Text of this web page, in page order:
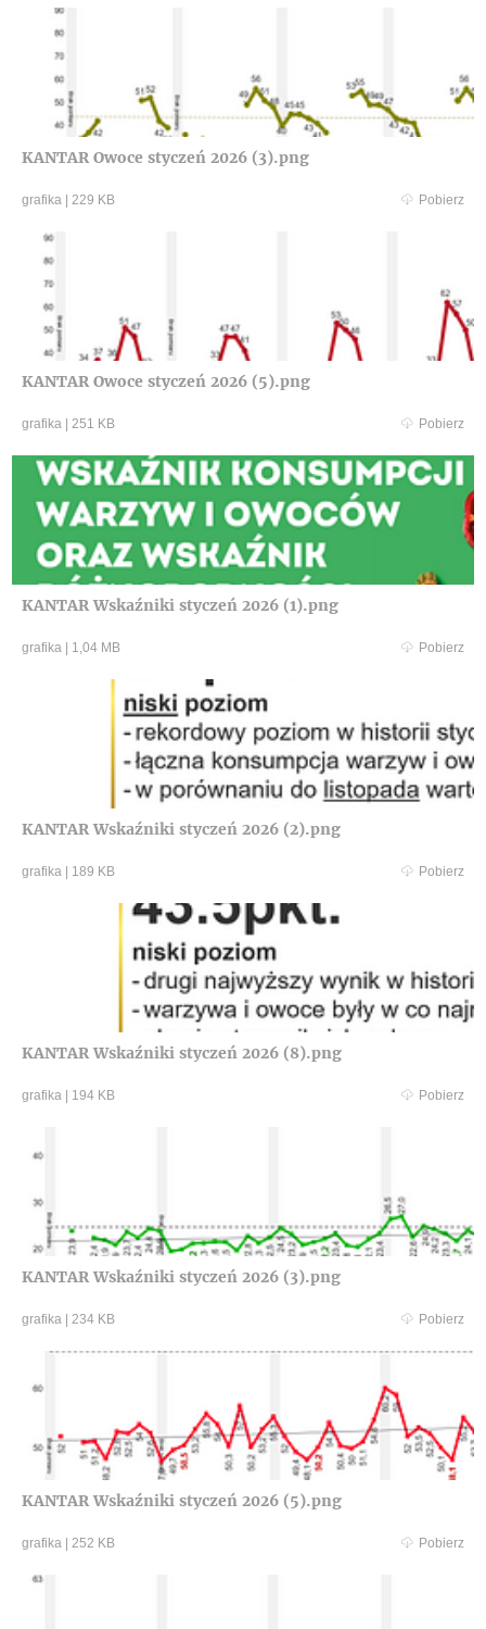
KANTAR Owoce styczeń 2026 (3).png
grafika | 229 KB Pobierz
KANTAR Owoce styczeń 2026 (5).png
grafika | 251 KB Pobierz
KANTAR Wskaźniki styczeń 2026 (1).png
grafika | 1,04 MB Pobierz
KANTAR Wskaźniki styczeń 2026 (2).png
grafika | 189 KB Pobierz
KANTAR Wskaźniki styczeń 2026 (8).png
grafika | 194 KB Pobierz
KANTAR Wskaźniki styczeń 2026 (3).png
grafika | 234 KB Pobierz
KANTAR Wskaźniki styczeń 2026 (5).png
grafika | 252 KB Pobierz